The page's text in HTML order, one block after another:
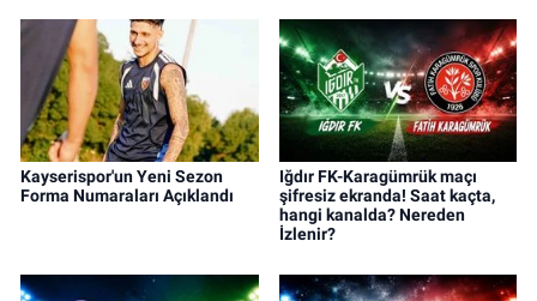
Kayserispor'un Yeni Sezon
Forma Numaraları Açıklandı
Iğdır FK-Karagümrük maçı
şifresiz ekranda! Saat kaçta,
hangi kanalda? Nereden
İzlenir?